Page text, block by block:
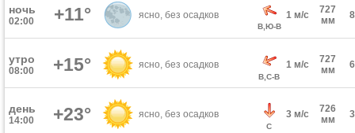
ночь
02:00 +11° ясно, без осадков
В,Ю-В
1 м/с
727
мм
утро
08:00 +15° ясно, без осадков
В,С-В
1 м/с
727
мм
день
14:00 +23° ясно, без осадков
С
3 м/с
726
мм